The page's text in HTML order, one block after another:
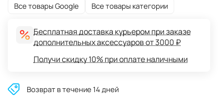
Все товары Google Все товары категории
Бесплатная доставка курьером при заказе
дополнительных аксессуаров от 3000 ₽
Получи скидку 10% при оплате наличными
Возврат в течение 14 дней